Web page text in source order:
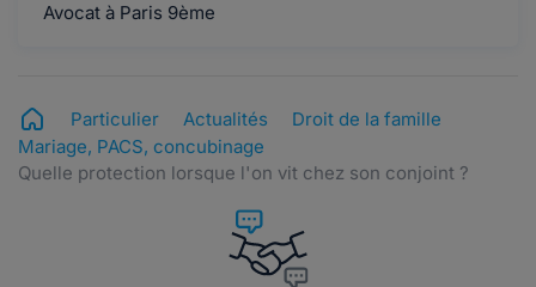
Avocat à Paris 9ème
Particulier Actualités
Droit de la famille
Mariage, PACS, concubinage
Quelle protection lorsque l'on vit chez son conjoint ?